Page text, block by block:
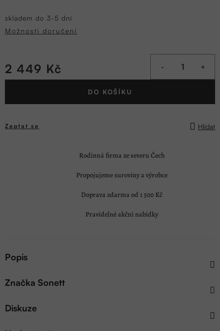
skladem do 3-5 dní
Možnosti doručení
2 449 Kč
Měrná
DO KOŠÍKU
Zeptat se Hlídat
Rodinná firma ze severu Čech
Propojujeme suroviny a výrobce
Doprava zdarma od 1 500 Kč
Pravidelné akční nabídky
Popis
Značka Sonett
Diskuze